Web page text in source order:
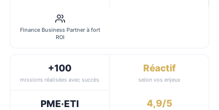
Finance Business Partner à fort
ROI
+100
missions réalisées avec succès
Réactif
selon vos enjeux
PME·ETI 4,9/5